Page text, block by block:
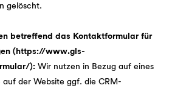
gelöscht.
betreffend das Kontaktformular für
(https://www.gls-
): Wir nutzen in Bezug auf eines
der Website ggf. die CRM-